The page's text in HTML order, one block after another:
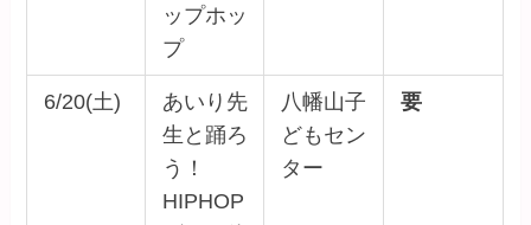
ップホッ
プ
6/20(土)
あいり先
生と踊ろ
う！
HIPHOP
八幡山子
どもセン
ター
要